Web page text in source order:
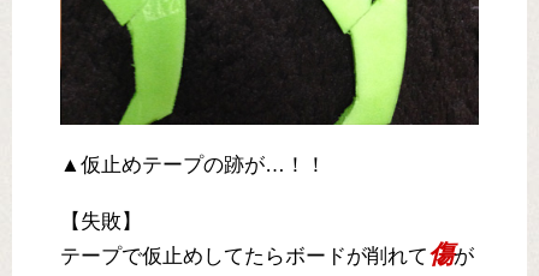
▲仮止めテープの跡が…！！
【失敗】
テープで仮止めしてたらボードが削れて傷が